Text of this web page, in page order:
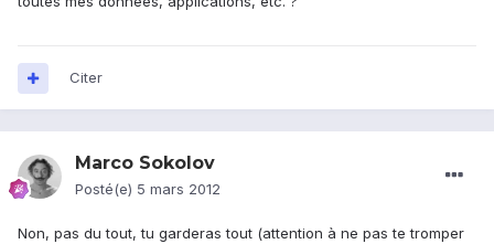
Citer
Marco Sokolov
Posté(e) 5 mars 2012
Non, pas du tout, tu garderas tout (attention à ne pas te tromper